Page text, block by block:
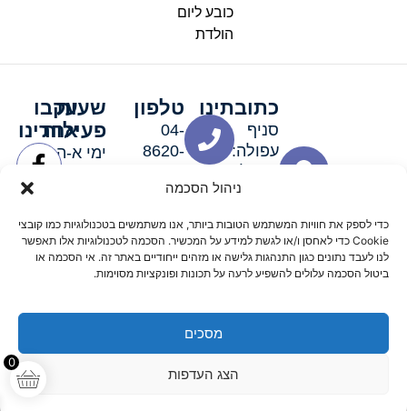
ניהול הסכמה
כדי לספק את חוויות המשתמש הטובות ביותר, אנו משתמשים בטכנולוגיות כמו קובצי
Cookie כדי לאחסן ו/או לגשת למידע על המכשיר. הסכמה לטכנולוגיות אלו תאפשר
לנו לעבד נתונים כגון התנהגות גלישה או מזהים ייחודיים באתר זה. אי הסכמה או
ביטול הסכמה עלולים להשפיע לרעה על תכונות ופונקציות מסוימות.
מסכים
הצג העדפות
0
כובע ליום
הולדת
כתובתינו
סניף
עפולה:
סניף מגדל
האלה 19
טלפון
04-
8620-
שעות
פעילות
ימי א-ה:
ימי שישי
וערבי חג:
8:30-
15:00
עקבו
אחרינו
תקנון אתרשלום דיגיטל קידום אורגני מקצועי